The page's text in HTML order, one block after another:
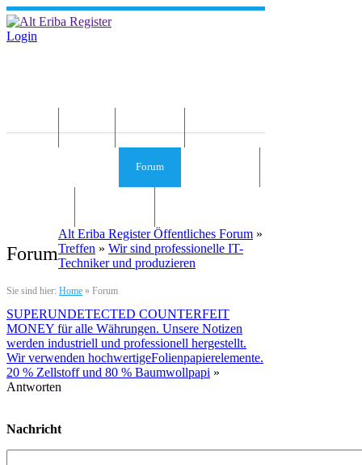
Login
Forum
Forum
Sie sind hier: Home » Forum
Alt Eriba Register Öffentliches Forum »
Treffen » Wir sind professionelle IT-
Techniker und produzieren
SUPERUNDETECTED COUNTERFEIT
MONEY für alle Währungen. Unsere Notizen
werden industriell und professionell hergestellt.
Wir verwenden hochwertigeFolienpapierelemente.
20 % Zellstoff und 80 % Baumwollpapi »
Antworten
Nachricht